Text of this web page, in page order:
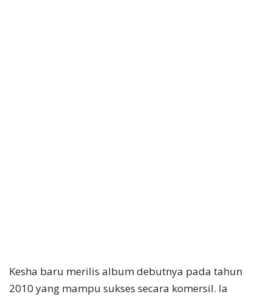
Kesha baru merilis album debutnya pada tahun
2010 yang mampu sukses secara komersil. Ia